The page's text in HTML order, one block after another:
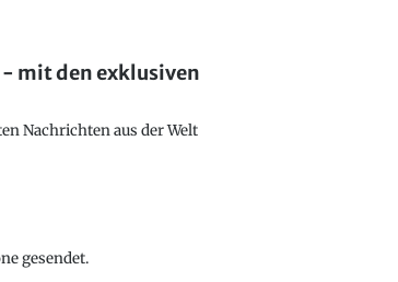
mit den exklusiven
Nachrichten aus der Welt
gesendet.